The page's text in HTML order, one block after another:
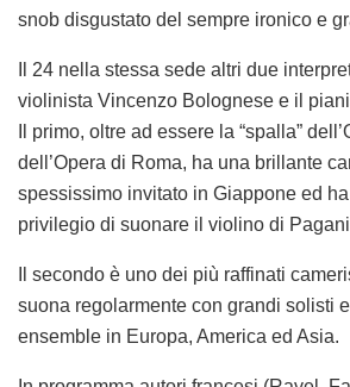
snob disgustato del sempre ironico e
Il 24 nella stessa sede altri due
violinista Vincenzo Bolognese e il
Il primo, oltre ad essere la “spalla”
dell’Opera di Roma, ha una brillante
spessissimo invitato in Giappone ed
privilegio di suonare il violino di
Il secondo è uno dei più raffinati
suona regolarmente con grandi solisti
ensemble in Europa, America ed Asia.